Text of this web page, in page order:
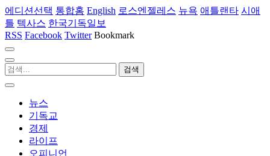
에디션선택 통합홈 English 로스엔젤레스 뉴욕 애틀랜타 시애
틀 텍사스 한국기독일보
RSS Facebook Twitter Bookmark
뉴스
기독교
경제
라이프
오피니언